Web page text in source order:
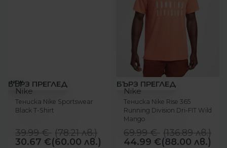
-23%
NEW
БЪРЗ ПРЕГЛЕД
Nike
Тениска Nike Sportswear
Black T-Shirt
39.99€ (78.21лв.)
30.67 €(60.00 лв.)
-36%
БЪРЗ ПРЕГЛЕД
Nike
Тениска Nike Rise 365
Running Division Dri-FIT Wild
Mango
69.99€ (136.89лв.)
44.99 €(88.00 лв.)